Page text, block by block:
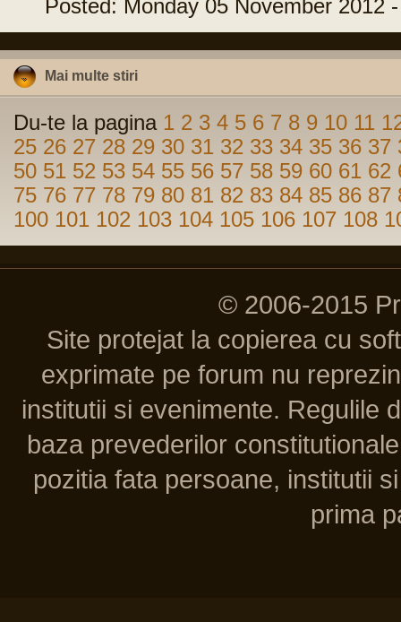
Posted: Monday 05 November 2012 -
Mai multe stiri
Du-te la pagina 1 2 3 4 5 6 7 8 9 10 11
25 26 27 28 29 30 31 32 33 34 35 36 37
50 51 52 53 54 55 56 57 58 59 60 61 62
75 76 77 78 79 80 81 82 83 84 85 86 87
100 101 102 103 104 105 106 107 108
© 2006-2015
Site protejat la copierea cu
exprimate pe forum nu
institutii si evenimente. Regulile
baza prevederilor
pozitia fata persoane, institutii
prima